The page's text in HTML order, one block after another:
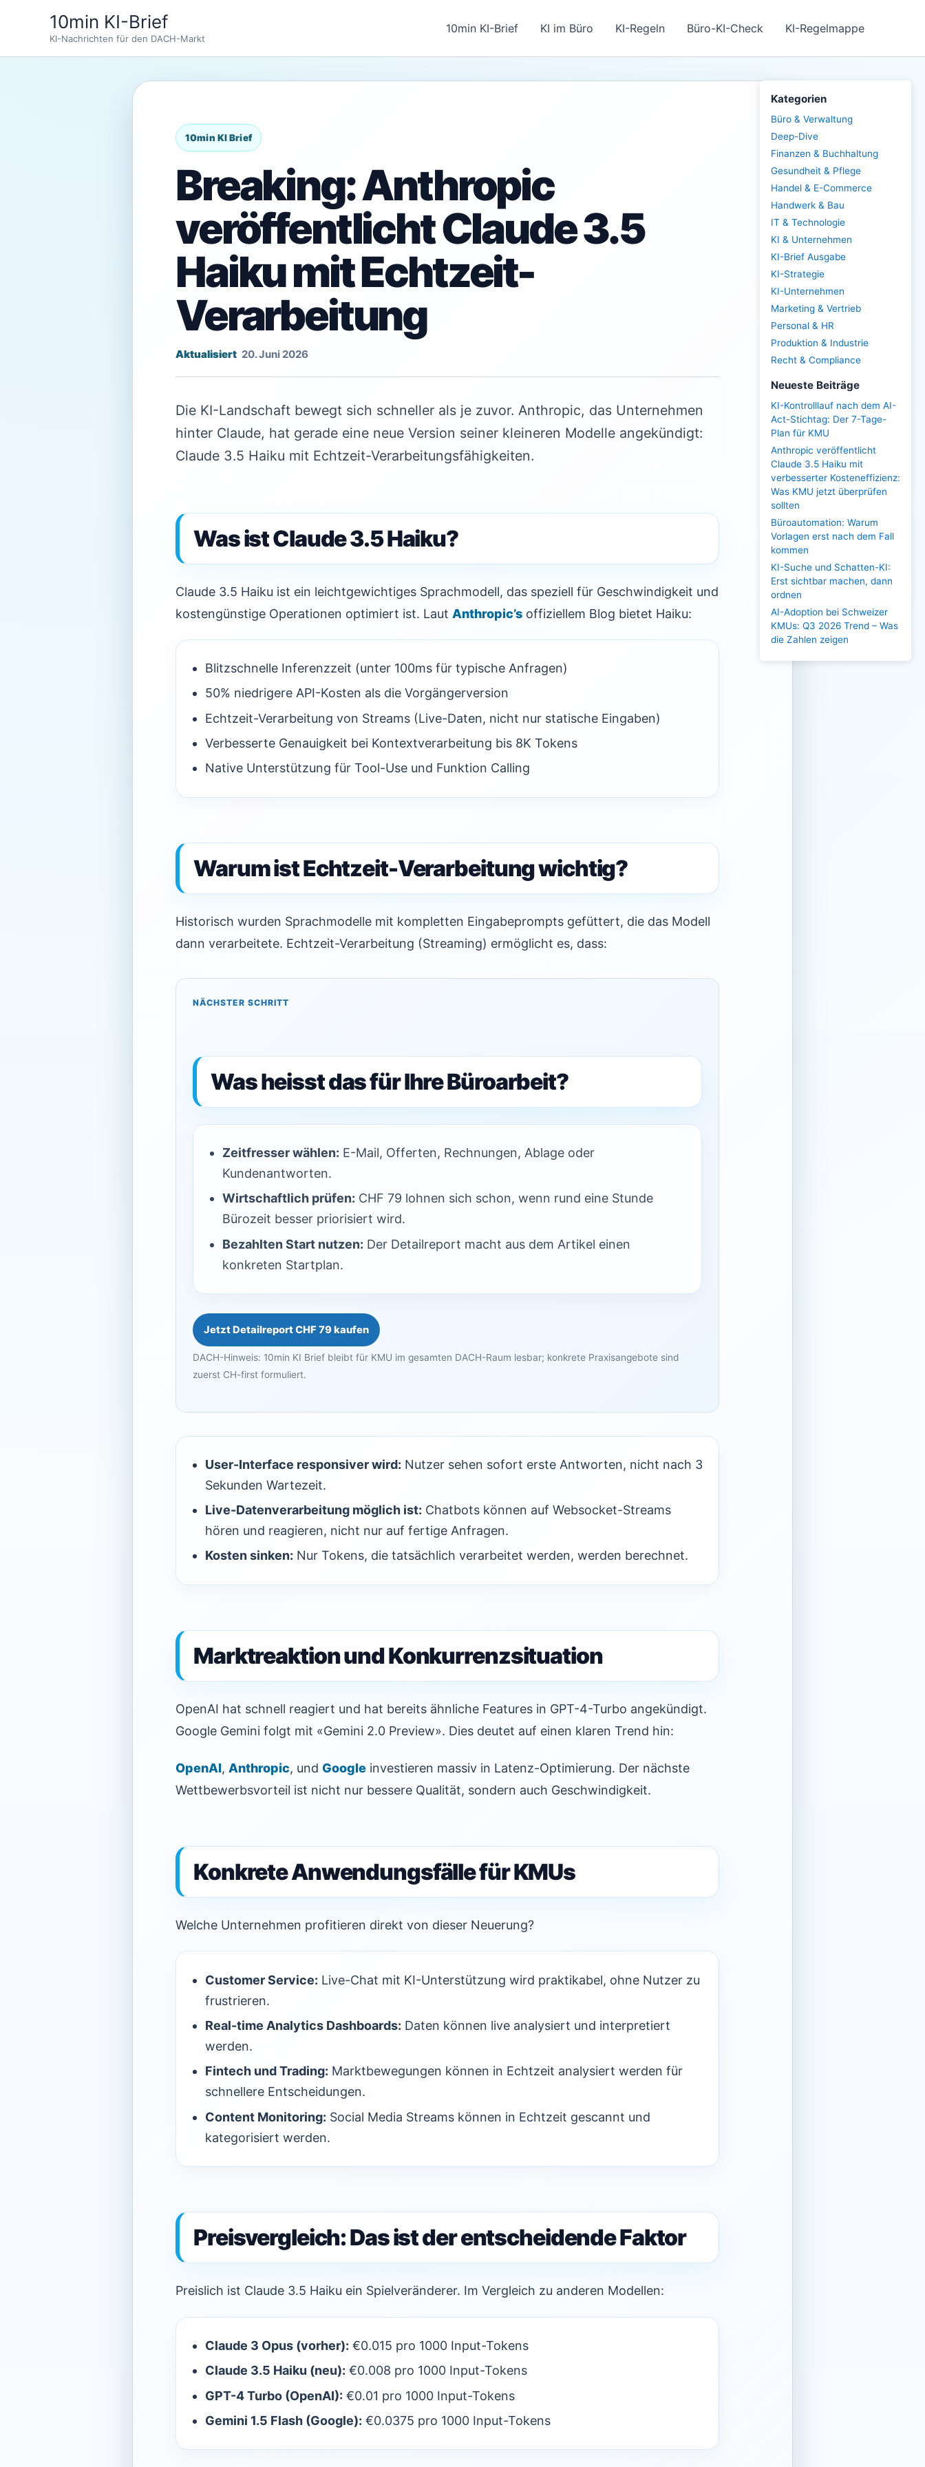
10min KI-Brief
KI-Nachrichten für den DACH-Markt
10min KI-Brief KI im Büro KI-Regeln Büro-KI-Check KI-Regelmappe
Breaking: Anthropic
veröffentlicht Claude 3.5
Haiku mit Echtzeit-
Verarbeitung
20. Juni 2026
Die KI-Landschaft bewegt sich schneller als je zuvor. Anthropic, das Unternehmen
hinter Claude, hat gerade eine neue Version seiner kleineren Modelle angekündigt:
Claude 3.5 Haiku mit Echtzeit-Verarbeitungsfähigkeiten.
Was ist Claude 3.5 Haiku?
Claude 3.5 Haiku ist ein leichtgewichtiges Sprachmodell, das speziell für Geschwindigkeit und
kostengünstige Operationen optimiert ist. Laut Anthropic’s offiziellem Blog bietet Haiku:
Blitzschnelle Inferenzzeit (unter 100ms für typische Anfragen)
50% niedrigere API-Kosten als die Vorgängerversion
Echtzeit-Verarbeitung von Streams (Live-Daten, nicht nur statische Eingaben)
Verbesserte Genauigkeit bei Kontextverarbeitung bis 8K Tokens
Native Unterstützung für Tool-Use und Funktion Calling
Warum ist Echtzeit-Verarbeitung wichtig?
Historisch wurden Sprachmodelle mit kompletten Eingabeprompts gefüttert, die das Modell
dann verarbeitete. Echtzeit-Verarbeitung (Streaming) ermöglicht es, dass:
NÄCHSTER SCHRITT
Was heisst das für Ihre Büroarbeit?
Zeitfresser wählen: E-Mail, Offerten, Rechnungen, Ablage oder
Kundenantworten.
Wirtschaftlich prüfen: CHF 79 lohnen sich schon, wenn rund eine Stunde
Bürozeit besser priorisiert wird.
Bezahlten Start nutzen: Der Detailreport macht aus dem Artikel einen
konkreten Startplan.
Jetzt Detailreport CHF 79 kaufen
DACH-Hinweis: 10min KI Brief bleibt für KMU im gesamten DACH-Raum lesbar; konkrete Praxisangebote sind
zuerst CH-first formuliert.
User-Interface responsiver wird: Nutzer sehen sofort erste Antworten, nicht nach 3
Sekunden Wartezeit.
Live-Datenverarbeitung möglich ist: Chatbots können auf Websocket-Streams
hören und reagieren, nicht nur auf fertige Anfragen.
Kosten sinken: Nur Tokens, die tatsächlich verarbeitet werden, werden berechnet.
Marktreaktion und Konkurrenzsituation
OpenAI hat schnell reagiert und hat bereits ähnliche Features in GPT-4-Turbo angekündigt.
Google Gemini folgt mit «Gemini 2.0 Preview». Dies deutet auf einen klaren Trend hin:
OpenAI, Anthropic, und Google investieren massiv in Latenz-Optimierung. Der nächste
Wettbewerbsvorteil ist nicht nur bessere Qualität, sondern auch Geschwindigkeit.
Konkrete Anwendungsfälle für KMUs
Welche Unternehmen profitieren direkt von dieser Neuerung?
Customer Service: Live-Chat mit KI-Unterstützung wird praktikabel, ohne Nutzer zu
frustrieren.
Real-time Analytics Dashboards: Daten können live analysiert und interpretiert
werden.
Fintech und Trading: Marktbewegungen können in Echtzeit analysiert werden für
schnellere Entscheidungen.
Content Monitoring: Social Media Streams können in Echtzeit gescannt und
kategorisiert werden.
Preisvergleich: Das ist der entscheidende Faktor
Preislich ist Claude 3.5 Haiku ein Spielveränderer. Im Vergleich zu anderen Modellen:
Claude 3 Opus (vorher): €0.015 pro 1000 Input-Tokens
Claude 3.5 Haiku (neu): €0.008 pro 1000 Input-Tokens
GPT-4 Turbo (OpenAI): €0.01 pro 1000 Input-Tokens
Gemini 1.5 Flash (Google): €0.0375 pro 1000 Input-Tokens
Kategorien
Büro & Verwaltung
Deep-Dive
Finanzen & Buchhaltung
Gesundheit & Pflege
Handel & E-Commerce
Handwerk & Bau
IT & Technologie
KI & Unternehmen
KI-Brief Ausgabe
KI-Strategie
KI-Unternehmen
Marketing & Vertrieb
Personal & HR
Produktion & Industrie
Recht & Compliance
Neueste Beiträge
KI-Kontrolllauf nach dem AI-
Act-Stichtag: Der 7-Tage-
Plan für KMU
Anthropic veröffentlicht
Claude 3.5 Haiku mit
verbesserter Kosteneffizienz:
Was KMU jetzt überprüfen
sollten
Büroautomation: Warum
Vorlagen erst nach dem Fall
kommen
KI-Suche und Schatten-KI:
Erst sichtbar machen, dann
ordnen
AI-Adoption bei Schweizer
KMUs: Q3 2026 Trend – Was
die Zahlen zeigen